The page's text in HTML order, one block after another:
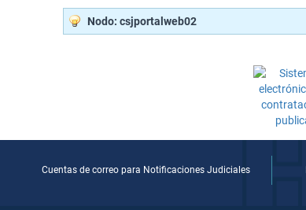
Nodo: csjportalweb02
Cuentas de correo para Notificaciones Judiciales